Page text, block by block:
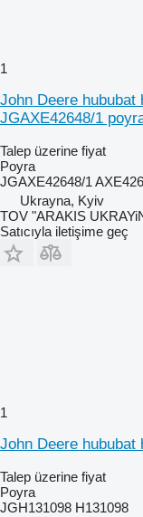
1
John Deere
JGAXE42648/1
Talep üzerine fiyat
Poyra
JGAXE42648/1
Ukrayna, Kyiv
TOV "ARAKIS
Satıcıyla iletişime geç
1
John Deere
Talep üzerine fiyat
Poyra
JGH131098 H131098